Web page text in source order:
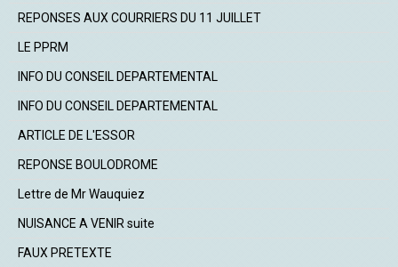
REPONSES AUX COURRIERS DU 11 JUILLET
LE PPRM
INFO DU CONSEIL DEPARTEMENTAL
INFO DU CONSEIL DEPARTEMENTAL
ARTICLE DE L'ESSOR
REPONSE BOULODROME
Lettre de Mr Wauquiez
NUISANCE A VENIR suite
FAUX PRETEXTE